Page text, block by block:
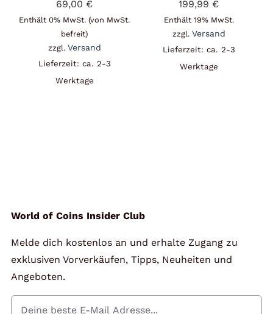
Mein Konto
69,00 €
Enthält 0% MwSt. (von MwSt.
befreit)
zzgl. Versand
Lieferzeit: ca. 2-3
Werktage
199,99 €
Enthält 19% MwSt.
zzgl. Versand
Lieferzeit: ca. 2-3
Werktage
World of Coins Insider Club
Melde dich kostenlos an und erhalte Zugang zu
exklusiven Vorverkäufen, Tipps, Neuheiten und
Angeboten.